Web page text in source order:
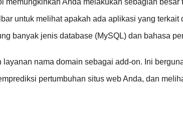
untuk melihat apakah ada aplikasi yang terkait
banyak jenis database (MySQL) dan bahasa
nama domain sebagai add-on. Ini
pertumbuhan situs web Anda, dan